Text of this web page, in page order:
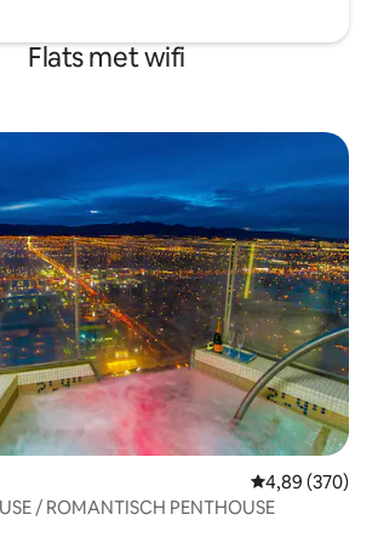
Flats met wifi
Gemiddelde
4,89 (370)
PALMS PENTHOUSE / ROMANTISCH PENTHOUSE